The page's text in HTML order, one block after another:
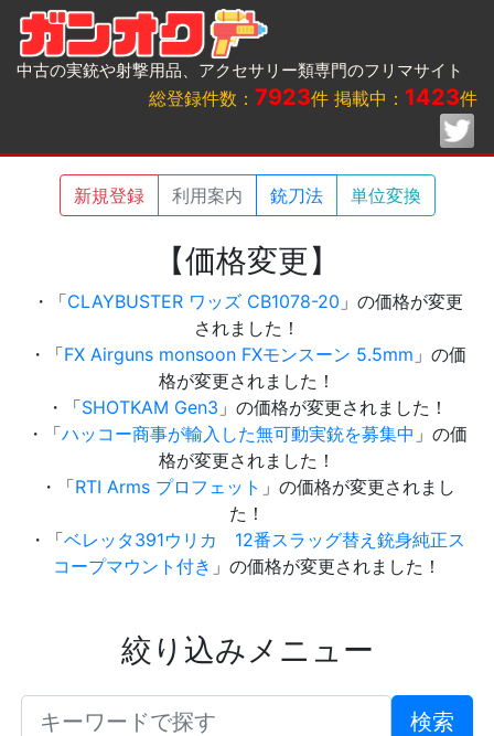
中古の実銃や射撃用品、アクセサリー類専門のフリマサイト
総登録件数： 7923件 掲載中： 1423件
新規登録 利用案内 銃刀法 単位変換
【価格変更】
・「CLAYBUSTER ワッズ CB1078-20 」の価格が変更
されました！
・「FX Airguns monsoon FXモンスーン 5.5mm 」の価
格が変更されました！
・「SHOTKAM Gen3 」の価格が変更されました！
・「ハッコー商事が輸入した無可動実銃を募集中 」の価
格が変更されました！
・「RTI Arms プロフェット 」の価格が変更されまし
た！
・「ベレッタ391ウリカ 12番スラッグ替え銃身純正ス
コープマウント付き 」の価格が変更されました！
絞り込みメニュー
検索